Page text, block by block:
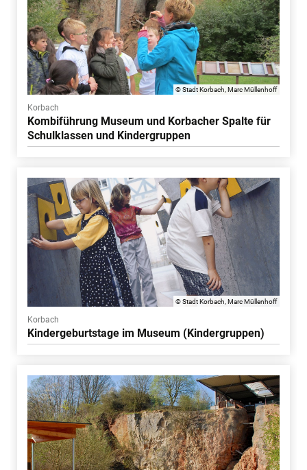
© Stadt Korbach, Marc Müllenhoff
Korbach
Kombiführung Museum und Korbacher Spalte für
Schulklassen und Kindergruppen
© Stadt Korbach, Marc Müllenhoff
Korbach
Kindergeburtstage im Museum (Kindergruppen)